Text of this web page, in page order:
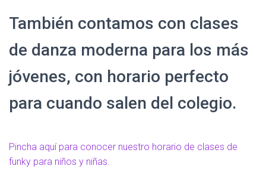
También contamos con clases
de danza moderna para los más
jóvenes, con horario perfecto
para cuando salen del colegio.
Pincha aquí para conocer nuestro horario de clases de
funky para niños y niñas.